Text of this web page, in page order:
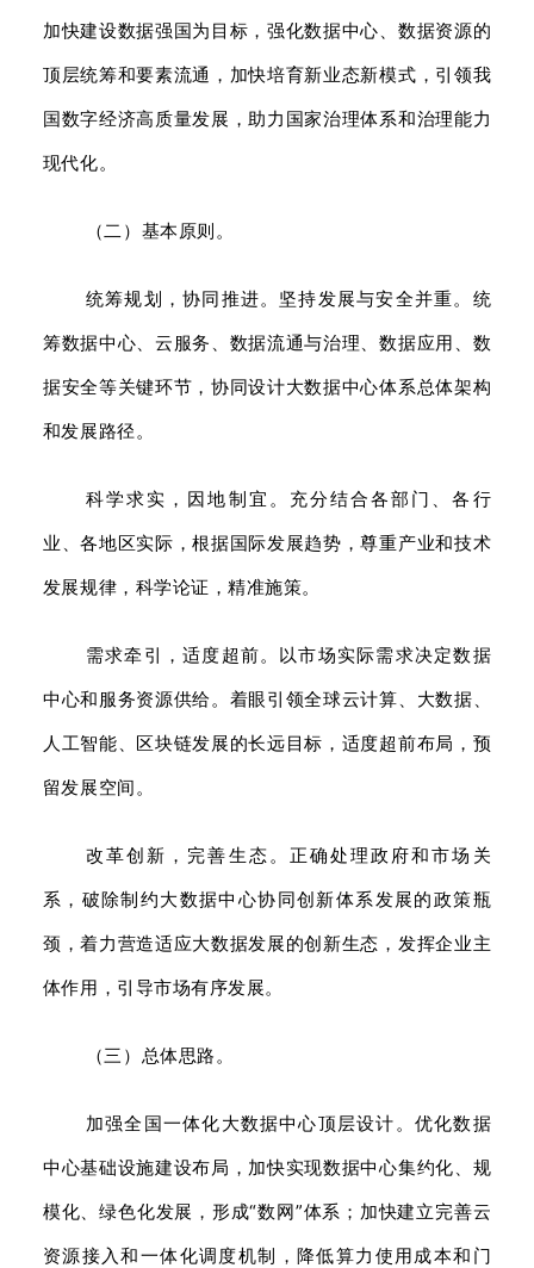
加快建设数据强国为目标，强化数据中心、数据资源的
顶层统筹和要素流通，加快培育新业态新模式，引领我
国数字经济高质量发展，助力国家治理体系和治理能力
现代化。
（二）基本原则。
统筹规划，协同推进。坚持发展与安全并重。统
筹数据中心、云服务、数据流通与治理、数据应用、数
据安全等关键环节，协同设计大数据中心体系总体架构
和发展路径。
科学求实，因地制宜。充分结合各部门、各行
业、各地区实际，根据国际发展趋势，尊重产业和技术
发展规律，科学论证，精准施策。
需求牵引，适度超前。以市场实际需求决定数据
中心和服务资源供给。着眼引领全球云计算、大数据、
人工智能、区块链发展的长远目标，适度超前布局，预
留发展空间。
改革创新，完善生态。正确处理政府和市场关
系，破除制约大数据中心协同创新体系发展的政策瓶
颈，着力营造适应大数据发展的创新生态，发挥企业主
体作用，引导市场有序发展。
（三）总体思路。
加强全国一体化大数据中心顶层设计。优化数据
中心基础设施建设布局，加快实现数据中心集约化、规
模化、绿色化发展，形成“数网”体系；加快建立完善云
资源接入和一体化调度机制，降低算力使用成本和门